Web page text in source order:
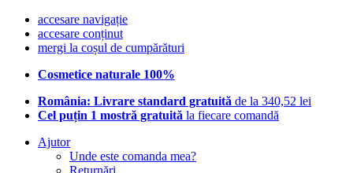
accesare navigație
accesare conținut
mergi la coșul de cumpărături
Cosmetice naturale 100%
România: Livrare standard gratuită de la 340,52 lei
Cel puțin 1 mostră gratuită la fiecare comandă
Ajutor
Unde este comanda mea?
Returnări